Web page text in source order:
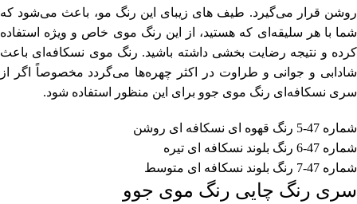
روشن قرار می‌گیرد. طیف های زیبای این رنگ مو، باعث می‌شود که
شما با هر سلیقه‌ای که هستید، از این رنگ موی خاص و ویژه استفاده
کرده و نتیجه رضایت بخشی داشته باشید. رنگ موی نسکافه‌ای باعث
شادابی و جوانی و طراوت در اکثر چهره‌ها می‌گردد مخصوصاً اگر از
سری نسکافه‌ای رنگ موی جوو برای این منظور استفاده شود.
شماره 47-5 رنگ قهوه ای نسکافه ای روشن
شماره 47-6 رنگ بلوند نسکافه ای تیره
شماره 47-7 رنگ بلوند نسکافه ای متوسط
سری رنگ چایی رنگ موی جوو